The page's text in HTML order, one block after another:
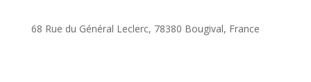
68 Rue du Général Leclerc, 78380 Bougival, France